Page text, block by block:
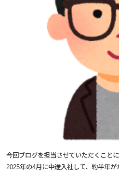
今回ブログを担当させていただくことに
2025年の4月に中途入社して、約半年が